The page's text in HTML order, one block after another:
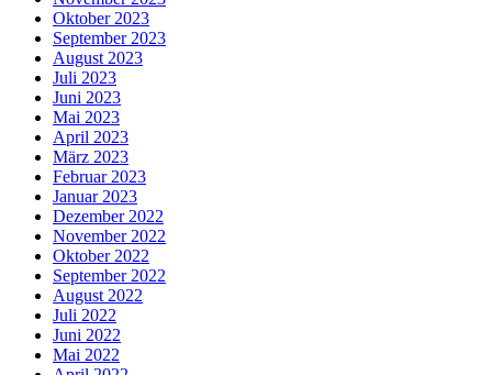
Oktober 2023
September 2023
August 2023
Juli 2023
Juni 2023
Mai 2023
April 2023
März 2023
Februar 2023
Januar 2023
Dezember 2022
November 2022
Oktober 2022
September 2022
August 2022
Juli 2022
Juni 2022
Mai 2022